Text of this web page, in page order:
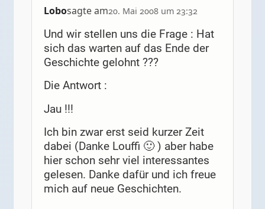
Lobosagte am20. Mai 2008 um 23:32
Und wir stellen uns die Frage : Hat
sich das warten auf das Ende der
Geschichte gelohnt ???
Die Antwort :
Jau !!!
Ich bin zwar erst seid kurzer Zeit
dabei (Danke Louffi 🙂 ) aber habe
hier schon sehr viel interessantes
gelesen. Danke dafür und ich freue
mich auf neue Geschichten.